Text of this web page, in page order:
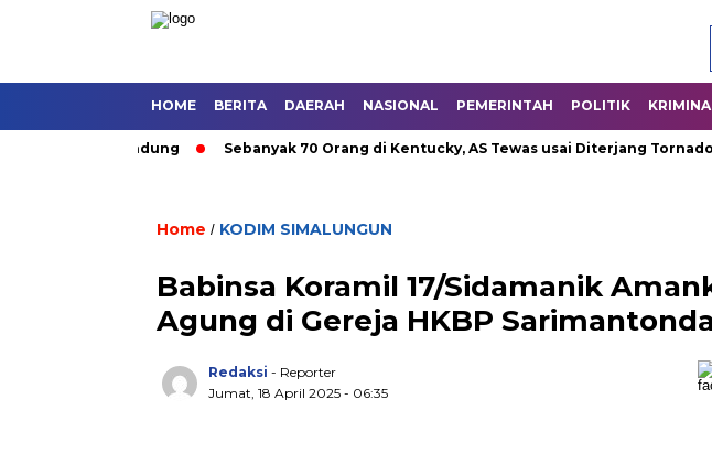
HOME BERITA DAERAH NASIONAL PEMERINTAH POLITIK
di Bandung Sebanyak 70 Orang di Kentucky, AS Tewas usai Diterjang Tornado
Home / KODIM SIMALUNGUN
Babinsa Koramil 17/Sidamanik
Agung di Gereja HKBP
Redaksi - Reporter
Jumat, 18 April 2025 - 06:35